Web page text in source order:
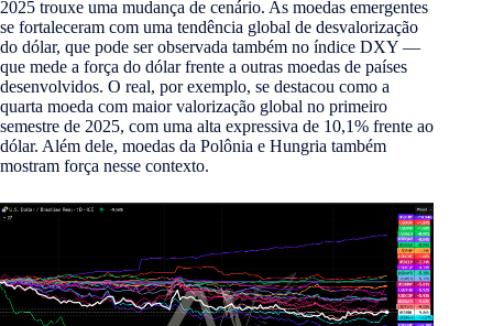
2025 trouxe uma mudança de cenário. As moedas emergentes
se fortaleceram com uma tendência global de desvalorização
do dólar, que pode ser observada também no índice DXY —
que mede a força do dólar frente a outras moedas de países
desenvolvidos. O real, por exemplo, se destacou como a
quarta moeda com maior valorização global no primeiro
semestre de 2025, com uma alta expressiva de 10,1% frente ao
dólar. Além dele, moedas da Polônia e Hungria também
mostram força nesse contexto.